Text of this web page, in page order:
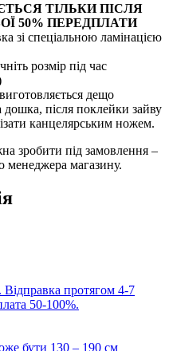
ТІЛЬКИ ПІСЛЯ
50% ПЕРЕДПЛАТИ
зі спеціальною ламінацією
розмір під час
дещо
після поклейки зайву
канцелярським ножем.
зробити під замовлення –
менеджера магазину.
протягом 4-7
50-100%.
бути 130 – 190 см